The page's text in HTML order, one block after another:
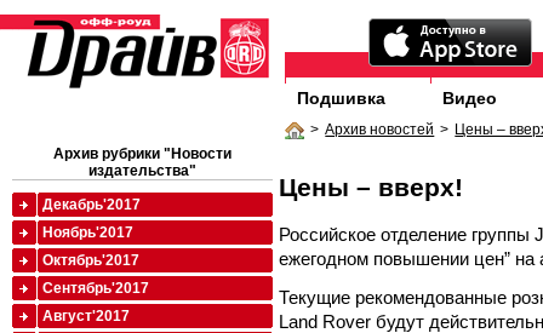
Подшивка Видео
> Архив новостей > Цены –
Цены – вверх!
Российское отделение группы
ежегодном повышении цен” на
Текущие рекомендованные
Land Rover будут
Архив рубрики "Новости
издательства"
Декабрь'2017
Ноябрь'2017
Октябрь'2017
Сентябрь'2017
Август'2017